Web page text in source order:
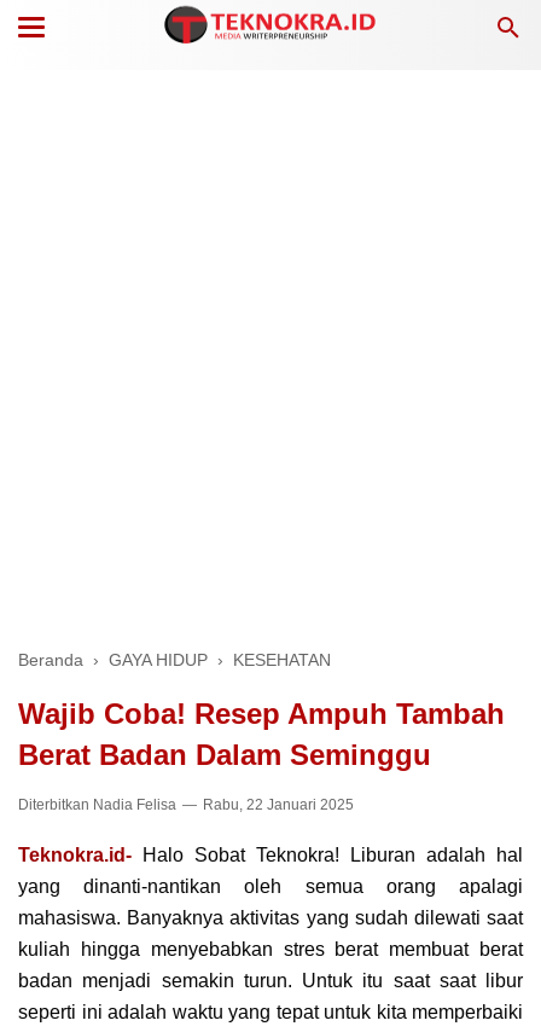
Beranda › GAYA HIDUP › KESEHATAN
Wajib Coba! Resep Ampuh Tambah
Berat Badan Dalam Seminggu
Diterbitkan Nadia Felisa Rabu, 22 Januari 2025
Teknokra.id- Halo Sobat Teknokra! Liburan adalah hal
yang dinanti-nantikan oleh semua orang apalagi
mahasiswa. Banyaknya aktivitas yang sudah dilewati saat
kuliah hingga menyebabkan stres berat membuat berat
badan menjadi semakin turun. Untuk itu saat saat libur
seperti ini adalah waktu yang tepat untuk kita memperbaiki